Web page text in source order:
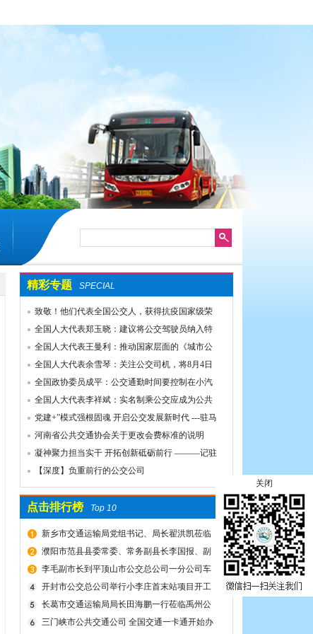
精彩专题 SPECIAL
致敬！他们代表全国公交人，获得抗疫国家级荣
誉！全国人大代表郑玉晓：建议将公交驾驶员纳入特
殊工种，实行提前退休
全国人大代表王曼利：推动国家层面的《城市公
共交通条例》出台
全国人大代表余雪琴：关注公交司机，将8月4日
设为“巴士节
全国政协委员成平：公交通勤时间要控制在小汽
车1.5倍以内
全国人大代表李祥斌：实名制乘公交应成为公共
规则党建+”模式强根固魂 开启公交发展新时代 ---驻马
店市公交公司党委先进党组织推荐事迹材料
河南省公共交通协会关于更改会费标准的说明
凝神聚力担当实干 开拓创新砥砺前行 ———记驻
马店市公共交通有限公司先进事迹
【深度】负重前行的公交公司
点击排行榜 Top 10
新乡市交通运输局党组书记、局长翟洪凯莅临
公交调研指导
濮阳市范县县委常委、常务副县长李国报、副
县长宋庆军一行莅临禹州公交公司考察城乡交通
运输一体化建设情况
李毛副市长到平顶山市公交总公司一分公司车
场视察春运安全工作
开封市公交总公司举行小李庄首末站项目开工
奠基仪式
长葛市交通运输局局长田海鹏一行莅临禹州公
交公司考察交流
三门峡市公共交通公司 全国交通一卡通开始办
关闭